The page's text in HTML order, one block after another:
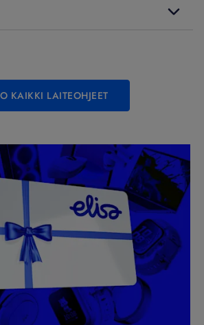
KAIKKI LAITEOHJEET